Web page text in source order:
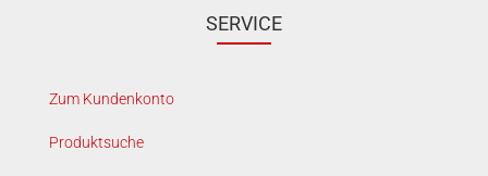
SERVICE
Zum Kundenkonto
Produktsuche